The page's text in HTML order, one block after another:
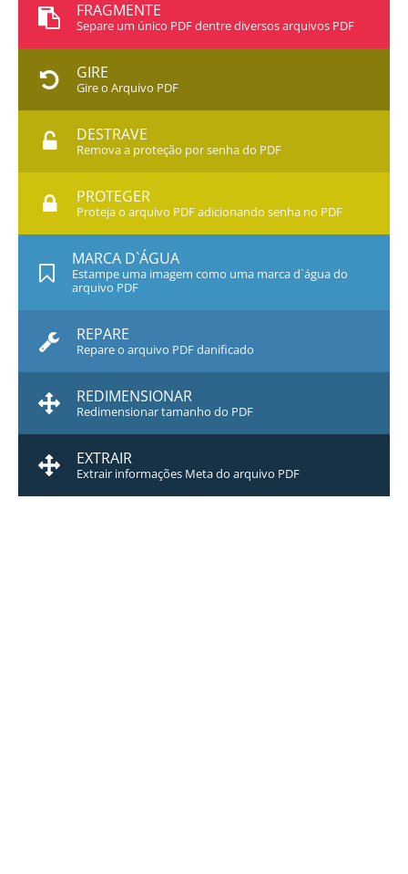
FRAGMENTE
Separe um único PDF dentre diversos arquivos PDF
GIRE
Gire o Arquivo PDF
DESTRAVE
Remova a proteção por senha do PDF
PROTEGER
Proteja o arquivo PDF adicionando senha no PDF
MARCA D`ÁGUA
Estampe uma imagem como uma marca d`água do
arquivo PDF
REPARE
Repare o arquivo PDF danificado
REDIMENSIONAR
Redimensionar tamanho do PDF
EXTRAIR
Extrair informações Meta do arquivo PDF